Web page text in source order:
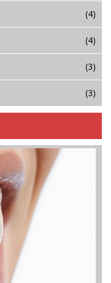
(4)
(4)
(3)
(3)